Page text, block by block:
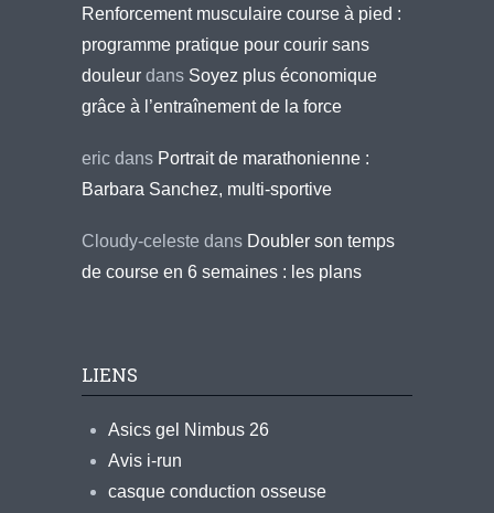
Renforcement musculaire course à pied :
programme pratique pour courir sans
douleur dans Soyez plus économique
grâce à l’entraînement de la force
eric dans Portrait de marathonienne :
Barbara Sanchez, multi-sportive
Cloudy-celeste dans Doubler son temps
de course en 6 semaines : les plans
LIENS
Asics gel Nimbus 26
Avis i-run
casque conduction osseuse